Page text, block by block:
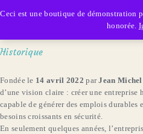
Historique
Fondée le 14 avril 2022 parJean
d’une vision claire : créer une entreprise
capable de générer des emplois durables
besoins croissants en sécurité.
En seulement quelques années,
Ceci est une boutique de démonstration
honorée.
Aspis